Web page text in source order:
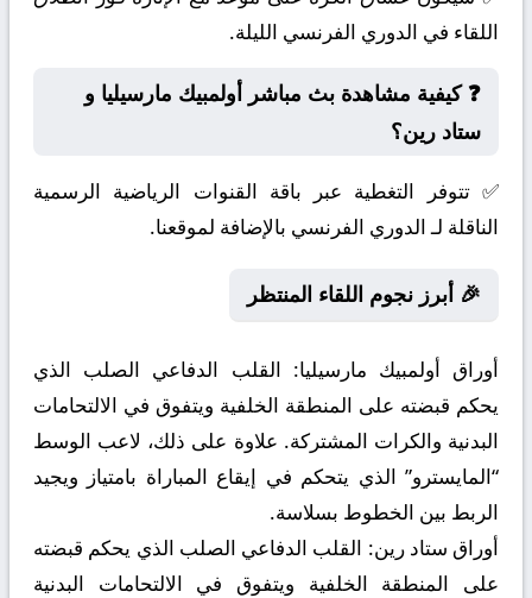
اللقاء في الدوري الفرنسي الليلة.
❓ كيفية مشاهدة بث مباشر أولمبيك مارسيليا و
ستاد رين؟
✅ تتوفر التغطية عبر باقة القنوات الرياضية الرسمية
الناقلة لـ الدوري الفرنسي بالإضافة لموقعنا.
🎉 أبرز نجوم اللقاء المنتظر
أوراق أولمبيك مارسيليا: القلب الدفاعي الصلب الذي
يحكم قبضته على المنطقة الخلفية ويتفوق في الالتحامات
البدنية والكرات المشتركة. علاوة على ذلك، لاعب الوسط
“المايسترو” الذي يتحكم في إيقاع المباراة بامتياز ويجيد
الربط بين الخطوط بسلاسة.
أوراق ستاد رين: القلب الدفاعي الصلب الذي يحكم قبضته
على المنطقة الخلفية ويتفوق في الالتحامات البدنية